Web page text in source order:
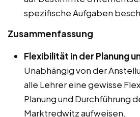
spezifische Aufgaben
Zusammenfassung
Flexibilität in der Planung
Unabhängig von der
alle Lehrer eine gewisse
Planung und Durchführung
Marktredwitz aufweisen.